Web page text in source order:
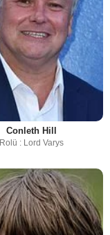
Conleth Hill
Rolü : Lord Varys